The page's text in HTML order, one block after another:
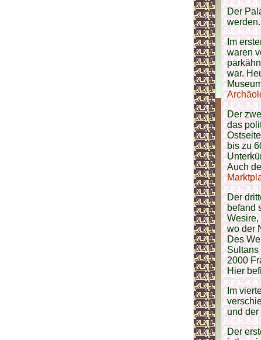
Der
werden.
Im
waren
war.
Der
das
bis zu
Auch
Der
befand
Wesire,
wo der
Des
Sultans
2000
Hier
Im
und der
Der